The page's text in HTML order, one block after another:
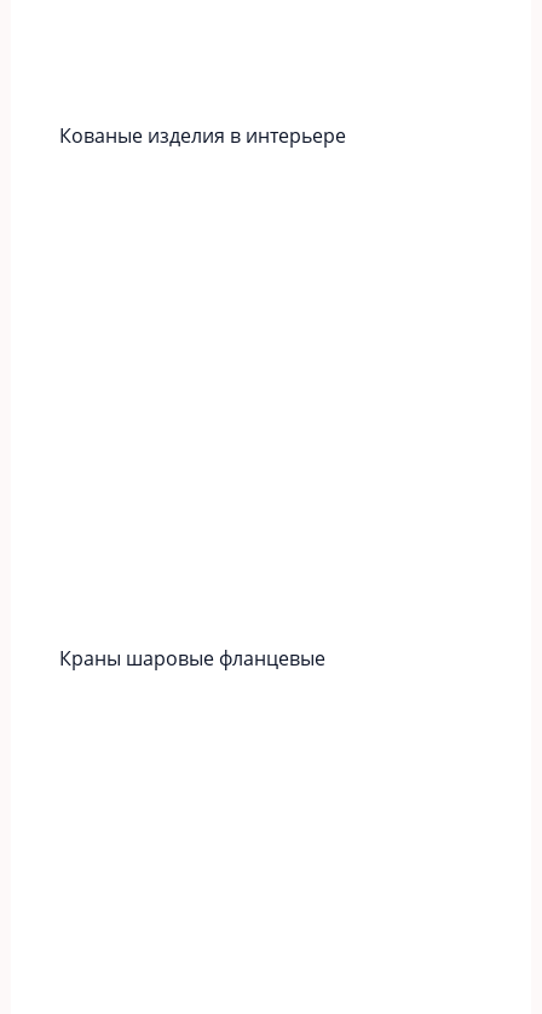
Кованые изделия в интерьере
Краны шаровые фланцевые